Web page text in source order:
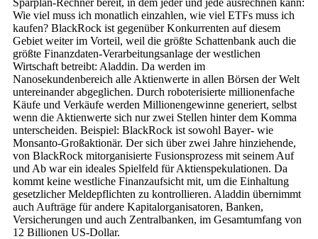
Wie viel muss ich monatlich einzahlen, wie viel ETFs muss ich
kaufen? BlackRock ist gegenüber Konkurrenten auf diesem
Gebiet weiter im Vorteil, weil die größte Schattenbank auch die
größte Finanzdaten-Verarbeitungsanlage der westlichen
Wirtschaft betreibt: Aladdin. Da werden im
Nanosekundenbereich alle Aktienwerte in allen Börsen der Welt
untereinander abgeglichen. Durch roboterisierte millionenfache
Käufe und Verkäufe werden Millionengewinne generiert, selbst
wenn die Aktienwerte sich nur zwei Stellen hinter dem Komma
unterscheiden. Beispiel: BlackRock ist sowohl Bayer- wie
Monsanto-Großaktionär. Der sich über zwei Jahre hinziehende,
von BlackRock mitorganisierte Fusionsprozess mit seinem Auf
und Ab war ein ideales Spielfeld für Aktienspekulationen. Da
kommt keine westliche Finanzaufsicht mit, um die Einhaltung
gesetzlicher Meldepflichten zu kontrollieren. Aladdin übernimmt
auch Aufträge für andere Kapitalorganisatoren, Banken,
Versicherungen und auch Zentralbanken, im Gesamtumfang von
12 Billionen US-Dollar.